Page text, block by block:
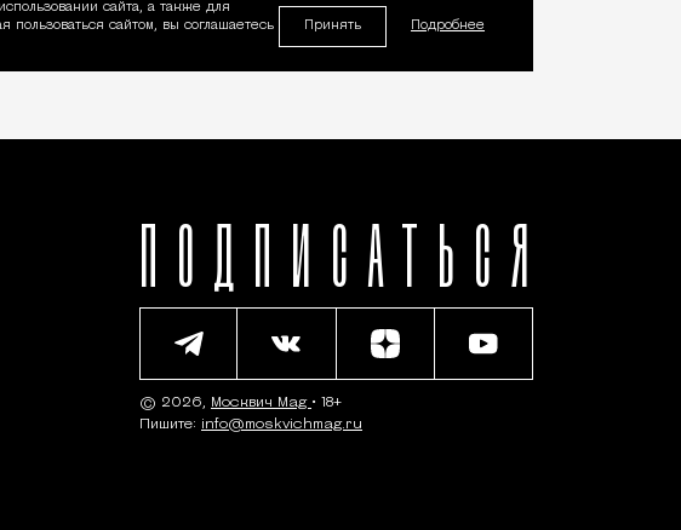
сайта, а также для
сайтом, вы соглашаетесь
Принять Подробнее
ПОДПИСАТЬСЯ
© 2026, Москвич Mag • 18+
Пишите: info@moskvichmag.ru